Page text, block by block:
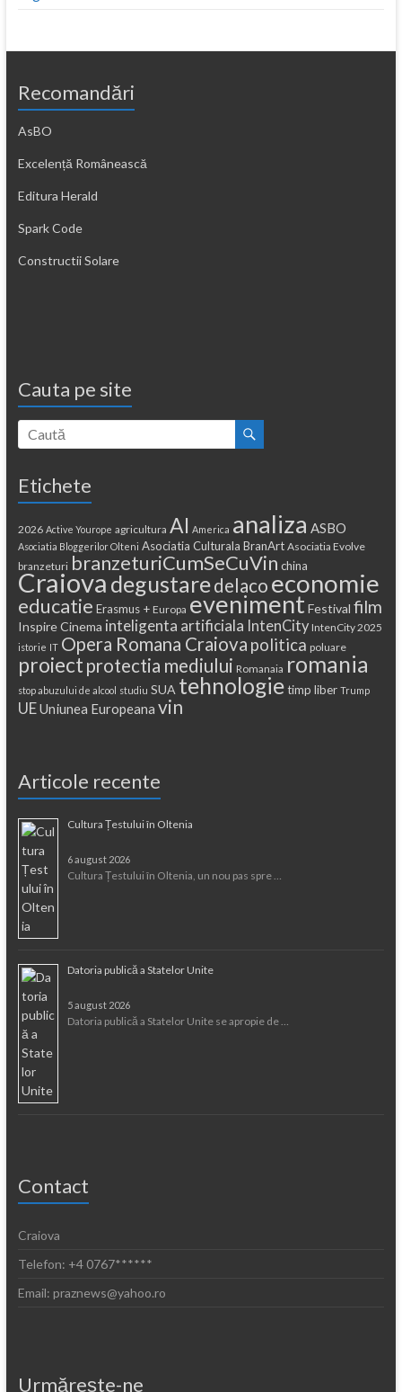
Recomandări
AsBO
Excelență Românească
Editura Herald
Spark Code
Constructii Solare
Cauta pe site
Etichete
2026 Active Yourope agricultura AI America analiza ASBO
Asociatia Bloggerilor Olteni Asociatia Culturala BranArt Asociatia Evolve
branzeturi branzeturiCumSeCuVin china
Craiova degustaredelaco economie
educatie Erasmus + Europa eveniment Festival film
Inspire Cinema inteligenta artificiala IntenCity IntenCity 2025
istorie IT Opera Romana Craiova politica poluare
proiect protectia mediului Romanaia romania
stop abuzului de alcool studiu SUA tehnologie timp liber Trump
UEUniunea Europeana vin
Articole recente
Cultura Țestului în Oltenia
6 august 2026
Cultura Țestului în Oltenia, un nou pas spre …
Datoria publică a Statelor Unite
5 august 2026
Datoria publică a Statelor Unite se apropie de …
Contact
Craiova
Telefon: +4 0767******
Email: praznews@yahoo.ro
Urmăreşte-ne